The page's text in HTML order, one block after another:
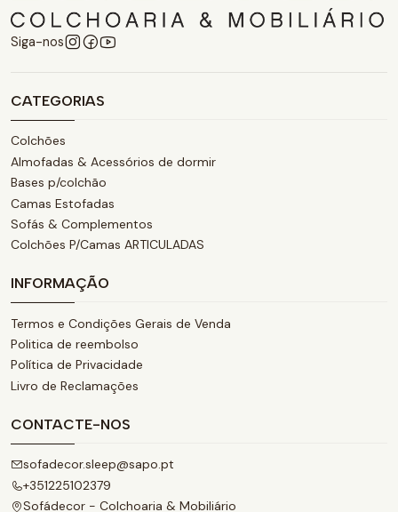
Siga-nos
CATEGORIAS
Colchões
Almofadas & Acessórios de dormir
Bases p/colchão
Camas Estofadas
Sofás & Complementos
Colchões P/Camas ARTICULADAS
INFORMAÇÃO
Termos e Condições Gerais de Venda
Politica de reembolso
Política de Privacidade
Livro de Reclamações
CONTACTE-NOS
sofadecor.sleep@sapo.pt
+351225102379
Sofádecor - Colchoaria & Mobiliário